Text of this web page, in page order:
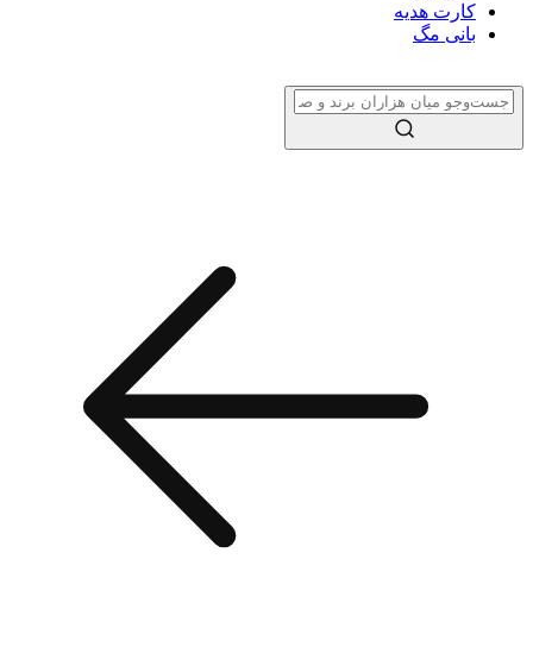
کارت هدیه
بانی مگ